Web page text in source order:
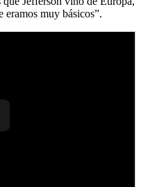
eramos muy básicos”.